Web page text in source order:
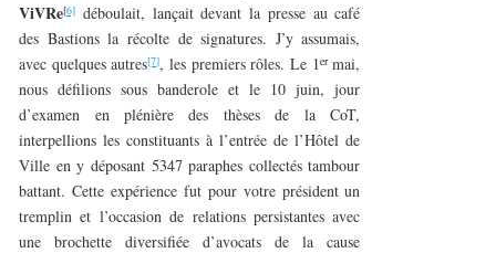
ViVRe[6] déboulait, lançait devant la presse au café
des Bastions la récolte de signatures. J’y assumais,
avec quelques autres[7], les premiers rôles. Le 1ermai,
nous défilions sous banderole et le 10 juin, jour
d’examen en plénière des thèses de la CoT,
interpellions les constituants à l’entrée de l’Hôtel de
Ville en y déposant 5347 paraphes collectés tambour
battant. Cette expérience fut pour votre président un
tremplin et l’occasion de relations persistantes avec
une brochette diversifiée d’avocats de la cause